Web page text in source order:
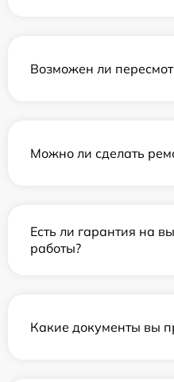
Возможен ли
Можно ли сделать
Есть ли гарантия на
работы?
Какие документы вы